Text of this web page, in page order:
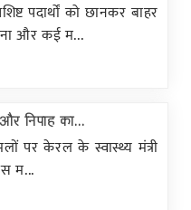
पदार्थों को छानकर बाहर
और कई म...
निपाह का...
पर केरल के स्वास्थ्य मंत्री
म...